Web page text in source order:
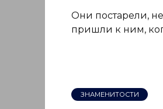
Они постарели,
пришли к ним,
ЗНАМЕНИТОСТИ